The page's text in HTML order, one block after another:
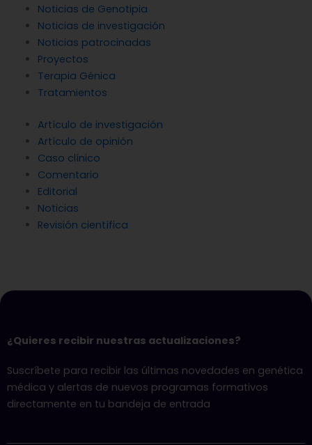
Noticias de Genotipia
Noticias de investigación
Noticias patrocinadas
Proyectos
Terapia Génica
Tratamientos
Artículo de investigación
Artículo de opinión
Caso clínico
Comentario
Editorial
Noticias
Revisión científica
¿Quieres recibir nuestras actualizaciones?
Suscríbete para recibir las últimas novedades en genética
médica y alertas de nuevos programas formativos
directamente en tu bandeja de entrada